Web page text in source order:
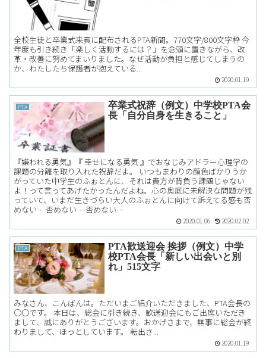
全校生徒と卒業式来賓に配布されるPTA新聞。770文字/800文字枠 今
年度も引き続き「楽しく活動するには？」を念頭に置きながら、改
革・改善に努めてまいりました。なぜ活動が負担と感じてしまうの
か、わたしたち保護者が抱えている...
2020.01.19
PTA
卒業式祝辞（例文）中学校PTA会
長「自分自身を生きること」
『嫌われる勇気』『 幸せになる勇気 』でおなじみアドラー心理学の
課題の分離を取り入れた祝辞だよ。 いつもまわりの顔色ばかりうか
がっていた中学生のふぉとんに、それは貴方が背負う課題じゃない
よ！って言ってあげたかったんだよね。心の奥底に未解決な問題が残
っていて、いまだ生きづらい大人のふぉとんに向けて訴えてる感も否
めない… 否めない… 否めない…
2020.01.06 2020.02.02
PTA
PTA歓送迎会 挨拶（例文）中学
校PTA会長「新しい出会いと別
れ」515文字
みなさん、こんばんは。ただいまご紹介いただきました、PTA会長の
〇〇です。 本日は、総会に引き続き、歓送迎会にもご出席いただき
まして、誠にありがとうございます。おかげさまで、無事に総会が終
わりまして、ほっとしています。 転出さ...
2020.01.19